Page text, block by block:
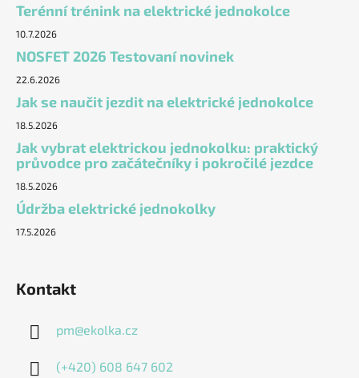
Terénní trénink na elektrické jednokolce
10.7.2026
NOSFET 2026 Testovaní novinek
22.6.2026
Jak se naučit jezdit na elektrické jednokolce
18.5.2026
Jak vybrat elektrickou jednokolku: praktický
průvodce pro začátečníky i pokročilé jezdce
18.5.2026
Údržba elektrické jednokolky
17.5.2026
Kontakt
pm@ekolka.cz
(+420) 608 647 602